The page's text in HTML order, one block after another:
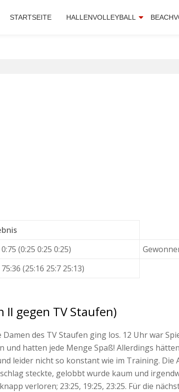
STARTSEITE HALLENVOLLEYBALL
(0:25 0:25 0:25)
(25:16 25:7 25:13)
II gegen TV Staufen)
des TV Staufen ging los. 12 Uhr war
hatten jede Menge Spaß! Allerdings
leider nicht so konstant wie im Training. Die
steckte, gelobbt wurde kaum und
verloren; 23:25, 19:25, 23:25. Für die